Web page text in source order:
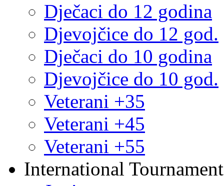
Dječaci do 12 godina
Djevojčice do 12 god.
Dječaci do 10 godina
Djevojčice do 10 god.
Veterani +35
Veterani +45
Veterani +55
International